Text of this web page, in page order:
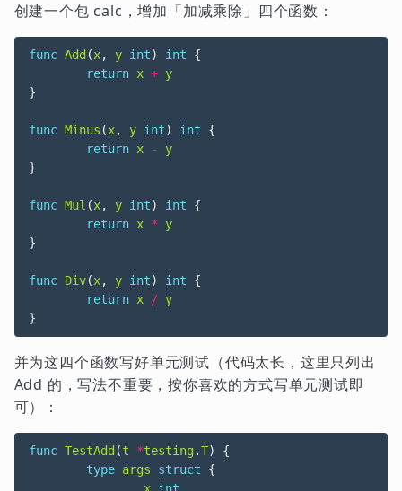
创建一个包 calc，增加「加减乘除」四个函数：
func Add (x, y int) int
{
return x + y
}
func Minus (x, y int) int
{
return x -
y
}
func Mul (x, y int) int
{
return x *
y
}
func Div(x, y int) int
{
return x / y
}
并为这四个函数写好单元测试（代码太长，这里只列出
Add 的，写法不重要，按你喜欢的方式写单元测试即
可）：
func TestAdd (t *testing .T)
{
type args struct
{